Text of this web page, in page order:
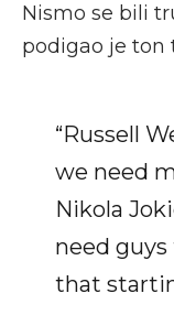
Nismo se bili
podigao je ton
“Russell
we need
Nikola
need
that